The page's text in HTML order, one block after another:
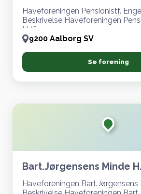
Haveforeningen Pensionistf.
Beskrivelse Haveforeningen
H/f er
9200 Aalborg SV
Se forening
Bart.Jørgensens Minde
Haveforeningen